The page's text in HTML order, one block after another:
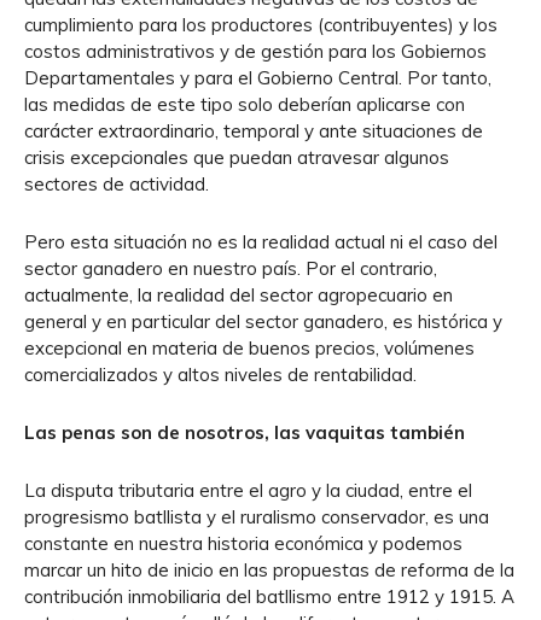
cumplimiento para los productores (contribuyentes) y los
costos administrativos y de gestión para los Gobiernos
Departamentales y para el Gobierno Central. Por tanto,
las medidas de este tipo solo deberían aplicarse con
carácter extraordinario, temporal y ante situaciones de
crisis excepcionales que puedan atravesar algunos
sectores de actividad.
Pero esta situación no es la realidad actual ni el caso del
sector ganadero en nuestro país. Por el contrario,
actualmente, la realidad del sector agropecuario en
general y en particular del sector ganadero, es histórica y
excepcional en materia de buenos precios, volúmenes
comercializados y altos niveles de rentabilidad.
Las penas son de nosotros, las vaquitas también
La disputa tributaria entre el agro y la ciudad, entre el
progresismo batllista y el ruralismo conservador, es una
constante en nuestra historia económica y podemos
marcar un hito de inicio en las propuestas de reforma de la
contribución inmobiliaria del batllismo entre 1912 y 1915. A